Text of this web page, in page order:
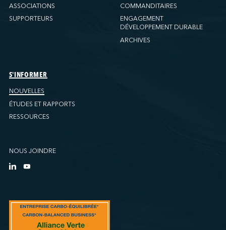
ASSOCIATIONS
SUPPORTEURS
COMMANDITAIRES
ENGAGEMENT
DÉVELOPPEMENT DURABLE
ARCHIVES
S'INFORMER
NOUVELLES
ÉTUDES ET RAPPORTS
RESSOURCES
NOUS JOINDRE